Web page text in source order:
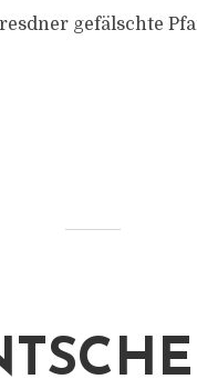
gefälschte